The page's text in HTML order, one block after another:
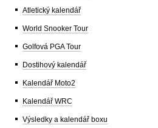
Atletický kalendář
World Snooker Tour
Golfová PGA Tour
Dostihový kalendář
Kalendář Moto2
Kalendář WRC
Výsledky a kalendář boxu